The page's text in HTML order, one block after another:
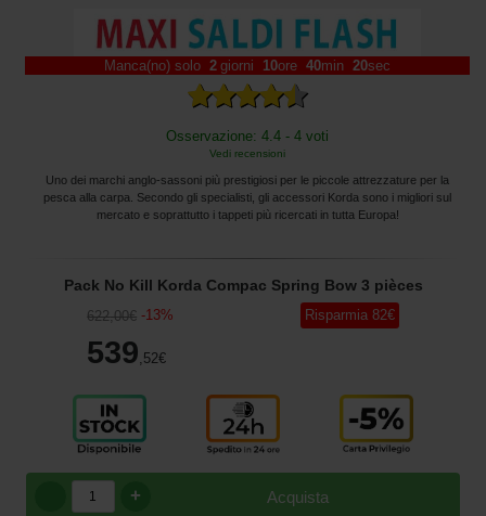
Manca(no) solo 2 giorni 10ore 40min 17sec
Osservazione: 4.4 - 4 voti
Vedi recensioni
Uno dei marchi anglo-sassoni più prestigiosi per le piccole attrezzature per la
pesca alla carpa. Secondo gli specialisti, gli accessori Korda sono i migliori sul
mercato e soprattutto i tappeti più ricercati in tutta Europa!
Pack No Kill Korda Compac Spring Bow 3 pièces
622,00€ -13%
539,52€
Risparmia 82€
Acquista
+